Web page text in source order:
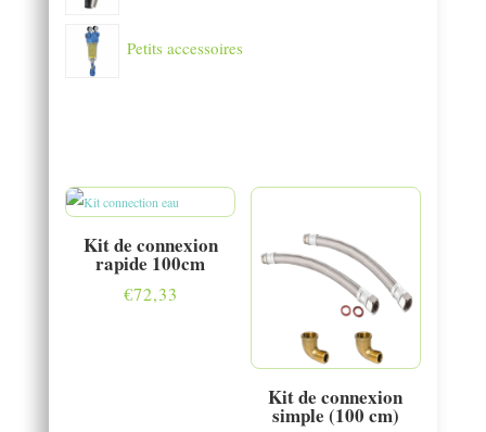
Petits accessoires
Kit de connexion
rapide 100cm
€72,33
Kit de connexion
simple (100 cm)